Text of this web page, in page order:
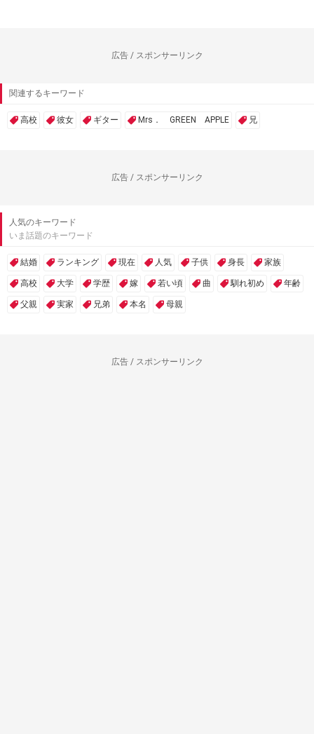
広告 / スポンサーリンク
関連するキーワード
高校 彼女 ギター Mrs． GREEN APPLE 兄
広告 / スポンサーリンク
人気のキーワード
いま話題のキーワード
結婚 ランキング 現在 人気 子供 身長 家族
高校 大学 学歴 嫁 若い頃 曲 馴れ初め 年齢
父親 実家 兄弟 本名 母親
広告 / スポンサーリンク